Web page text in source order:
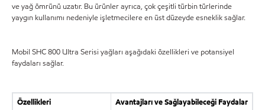
ve yağ ömrünü uzatır. Bu ürünler ayrıca, çok çeşitli türbin türlerinde
yaygın kullanımı nedeniyle işletmecilere en üst düzeyde esneklik sağlar.
Mobil SHC 800 Ultra Serisi yağları aşağıdaki özellikleri ve potansiyel
faydaları sağlar.
Özellikleri Avantajları ve Sağlayabileceği Faydalar